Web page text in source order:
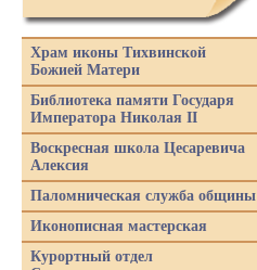
Храм иконы Тихвинской
Божией Матери
Библиотека памяти Государя
Императора Николая II
Воскресная школа Цесаревича
Алексия
Паломническая служба общины
Иконописная мастерская
Курортный отдел